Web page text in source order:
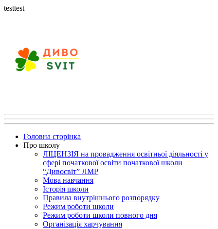
testtest
Головна сторінка
Про школу
ЛІЦЕНЗІЯ на провадження освітньої діяльності у
сфері початкової освіти початкової школи
“Дивосвіт” ЛМР
Мова навчання
Історія школи
Правила внутрішнього розпорядку
Режим роботи школи
Режим роботи школи повного дня
Організація харчування